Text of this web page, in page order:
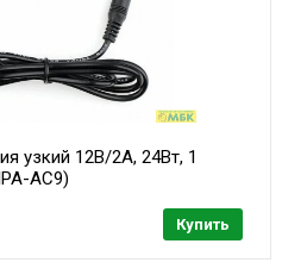
узкий 12В/2А, 24Вт, 1
AC9)
Купить